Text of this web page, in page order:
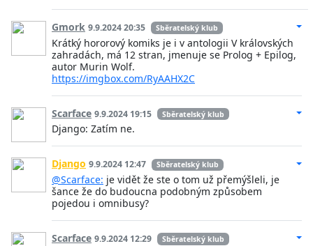
Gmork 9.9.2024 20:35 Sběratelský klub
Krátký hororový komiks je i v antologii V královských
zahradách, má 12 stran, jmenuje se Prolog + Epilog,
autor Murin Wolf.
https://imgbox.com/RyAAHX2C
Scarface 9.9.2024 19:15 Sběratelský klub
Django: Zatím ne.
Django 9.9.2024 12:47 Sběratelský klub
@Scarface: je vidět že ste o tom už přemýšleli, je
šance že do budoucna podobným způsobem
pojedou i omnibusy?
Scarface 9.9.2024 12:29 Sběratelský klub